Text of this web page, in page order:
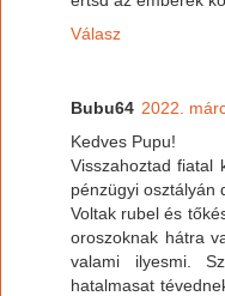
Válasz
Bubu64 2022.
Kedves Pupu!
Visszahoztad fiatal
pénzügyi osztályán
Voltak rubel és
oroszoknak hátra
valami ilyesmi.
hatalmasat